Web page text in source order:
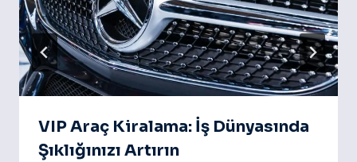
VIP Araç Kiralama: İş Dünyasında
Şıklığınızı Artırın